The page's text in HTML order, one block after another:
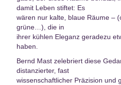
damit Leben stiftet: Es
wären nur kalte, blaue Räume –
grüne…), die in
ihrer kühlen Eleganz geradezu
haben.
Bernd Mast zelebriert diese
distanzierter, fast
wissenschaftlicher Präzision und